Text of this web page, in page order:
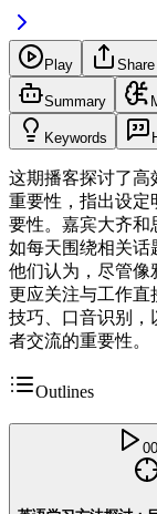
Play Share
Summary
Keywords
这期播客探讨了高
重要性，指出设定
要性。嘉宾大齐和
如每天围绕相关话
他们认为，尽管像
更应关注与工作直
技巧、口音识别，
者交流的重要性。
Outlines